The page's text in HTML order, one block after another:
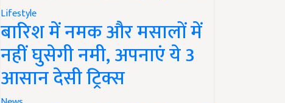
Lifestyle
बारिश में नमक और मसालों में
नहीं घुसेगी नमी, अपनाएं ये 3
आसान देसी ट्रिक्स